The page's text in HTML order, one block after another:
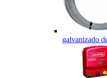
galvanizado